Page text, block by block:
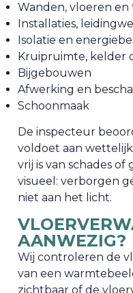
Wanden, vloeren en
Installaties,
Isolatie en
Kruipruimte, kelder
Bijgebouwen
Afwerking en
Schoonmaak
De inspecteur
voldoet aan
vrij is van schades of
visueel: verborgen
niet aan het licht.
AANWEZIG?
Wij controleren de
van een
zichtbaar of de